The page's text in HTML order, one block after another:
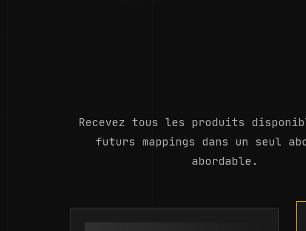
Recevez tous les produits
futurs mappings dans un seul
abordable.